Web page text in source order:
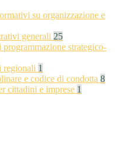
su organizzazione e
generali 25
strategico-
regionali 1
e codice di condotta 8
cittadini e imprese 1